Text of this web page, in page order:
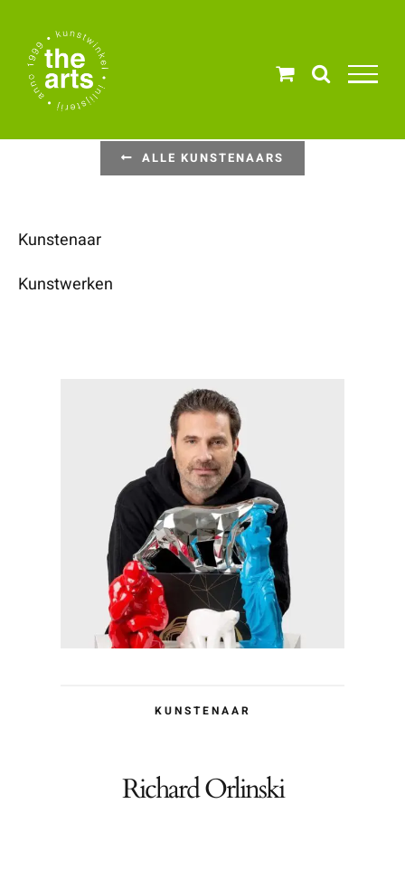
inhoud
KUNSTENAAR
Richard Orlinski
ALLE KUNSTENAARS
Kunstenaar
Kunstwerken